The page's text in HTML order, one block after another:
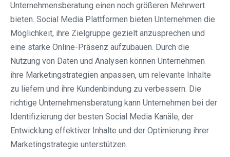
Unternehmensberatung einen noch größeren Mehrwert
bieten. Social Media Plattformen bieten Unternehmen die
Möglichkeit, ihre Zielgruppe gezielt anzusprechen und
eine starke Online-Präsenz aufzubauen. Durch die
Nutzung von Daten und Analysen können Unternehmen
ihre Marketingstrategien anpassen, um relevante Inhalte
zu liefern und ihre Kundenbindung zu verbessern. Die
richtige Unternehmensberatung kann Unternehmen bei der
Identifizierung der besten Social Media Kanäle, der
Entwicklung effektiver Inhalte und der Optimierung ihrer
Marketingstrategie unterstützen.